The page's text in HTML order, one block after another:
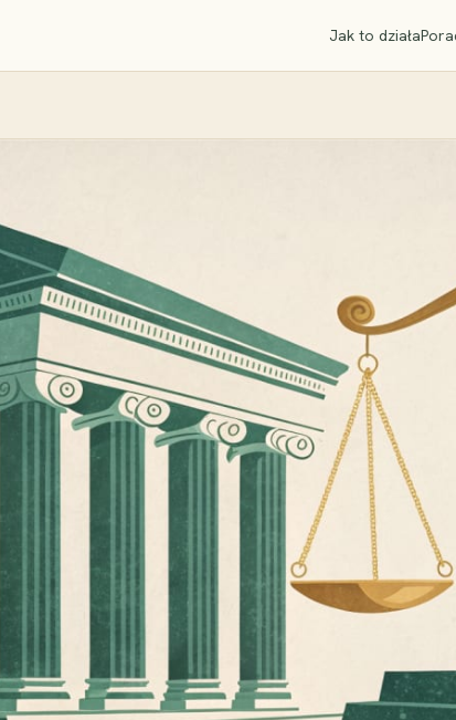
Jak to działa